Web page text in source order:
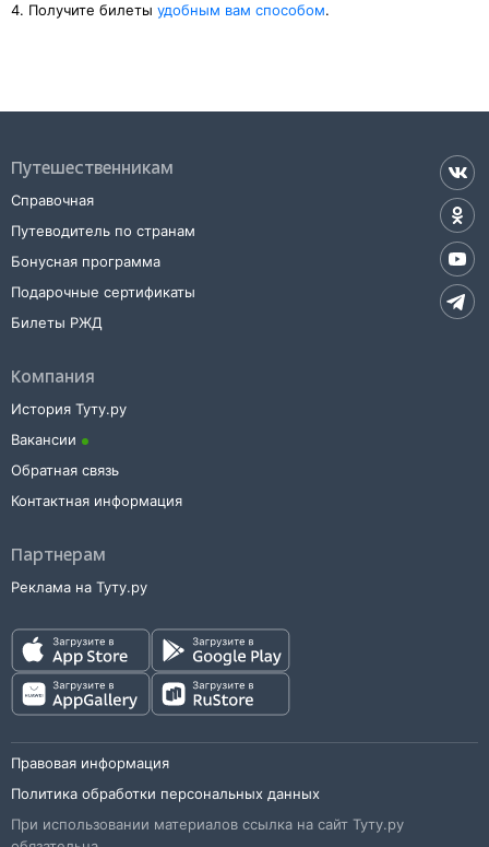
4. Получите билеты удобным вам способом.
Путешественникам
Справочная
Путеводитель по странам
Бонусная программа
Подарочные сертификаты
Билеты РЖД
Компания
История Туту.ру
Вакансии
Обратная связь
Контактная информация
Партнерам
Реклама на Туту.ру
Правовая информация
Политика обработки персональных данных
При использовании материалов ссылка на сайт Туту.ру